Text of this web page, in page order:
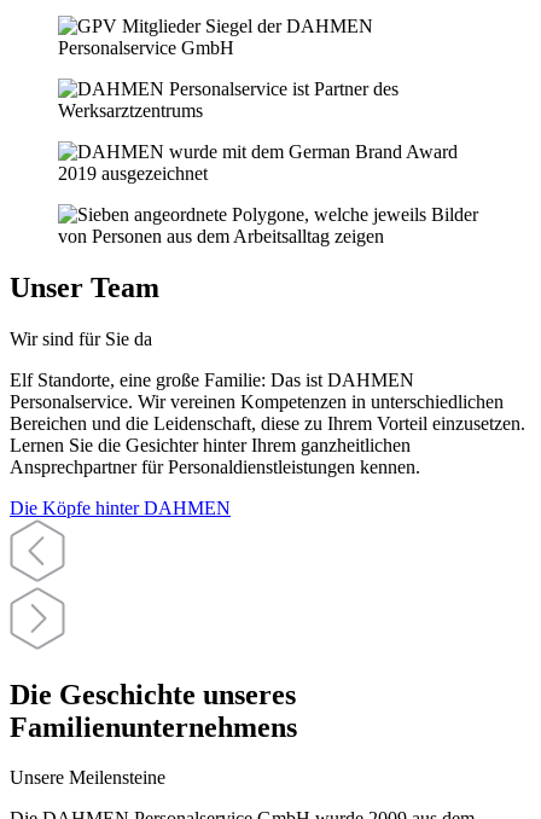
Unser Team
Wir sind für Sie da
Elf Standorte, eine große Familie: Das ist DAHMEN
Personalservice. Wir vereinen Kompetenzen in unterschiedlichen
Bereichen und die Leidenschaft, diese zu Ihrem Vorteil einzusetzen.
Lernen Sie die Gesichter hinter Ihrem ganzheitlichen
Ansprechpartner für Personaldienstleistungen kennen.
Die Köpfe hinter DAHMEN
Die Geschichte unseres
Familienunternehmens
Unsere Meilensteine